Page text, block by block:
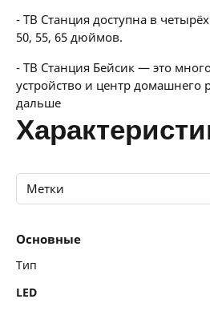
- ТВ Станция доступна в
50, 55, 65 дюймов.
- ТВ Станция Бейсик — это
устройство и центр домашнего
дальше
Метки
Технические характеристики
Функции
Основные
Тип
LED